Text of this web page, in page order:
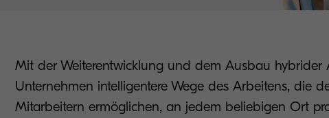
Mit der Weiterentwicklung und dem Ausbau hybrider
Unternehmen intelligentere Wege des Arbeitens, die
Mitarbeitern ermöglichen, an jedem beliebigen Ort